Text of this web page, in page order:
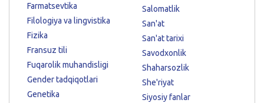
Farmatsevtika
Filologiya va lingvistika
Fizika
Fransuz tili
Fuqarolik muhandisligi
Gender tadqiqotlari
Genetika
Salomatlik
San'at
San'at tarixi
Savodxonlik
Shaharsozlik
She'riyat
Siyosiy fanlar